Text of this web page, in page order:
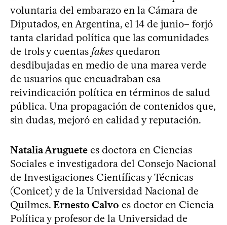
voluntaria del embarazo en la Cámara de
Diputados, en Argentina, el 14 de junio– forjó
tanta claridad política que las comunidades
de trols y cuentas fakes quedaron
desdibujadas en medio de una marea verde
de usuarios que encuadraban esa
reivindicación política en términos de salud
pública. Una propagación de contenidos que,
sin dudas, mejoró en calidad y reputación.
Natalia Aruguete es doctora en Ciencias
Sociales e investigadora del Consejo Nacional
de Investigaciones Científicas y Técnicas
(Conicet) y de la Universidad Nacional de
Quilmes. Ernesto Calvo es doctor en Ciencia
Política y profesor de la Universidad de